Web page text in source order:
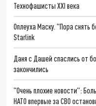
Технофашисты XXI века
Оплеуха Маску. "Пора снять
Starlink
Даня с Дашей спаслись от
закончились
"Очень плохие новости":
НАТО впервые за СВО